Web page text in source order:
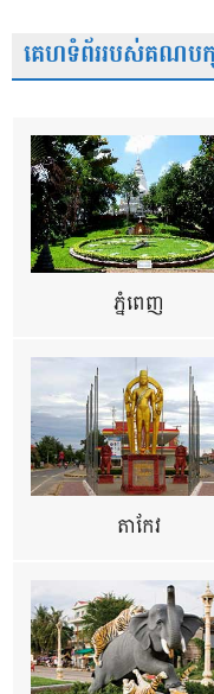
គេហទំព័ររបស់គណបក្ស
ភ្នំពេញ
តាកែវ